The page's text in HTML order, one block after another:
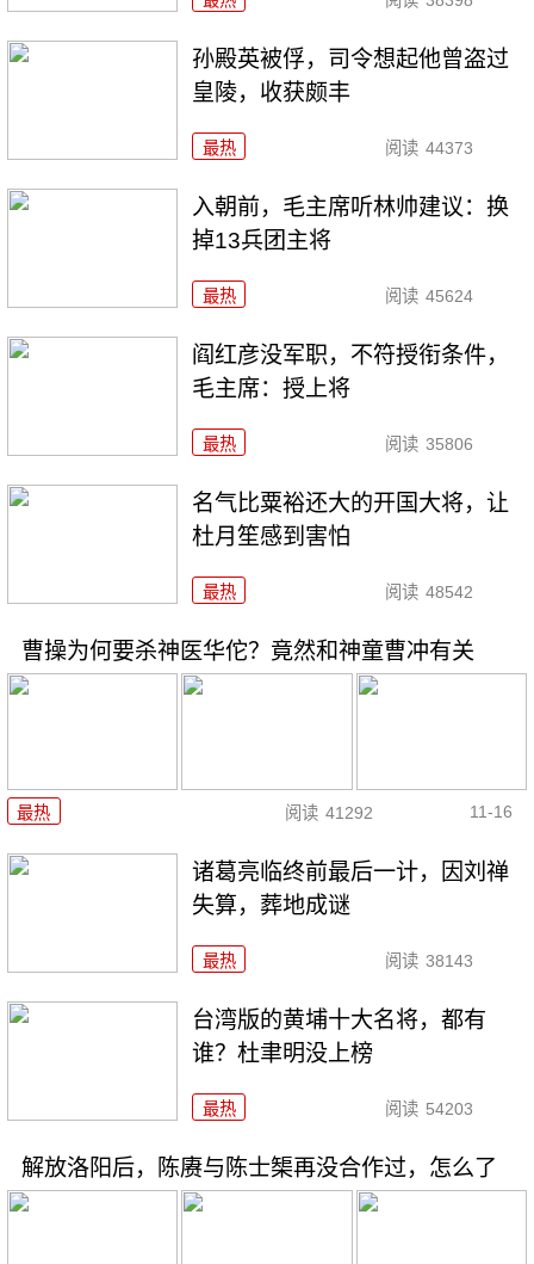
孙殿英被俘，司令想起他曾盗过
皇陵，收获颇丰
最热 阅读 44373
入朝前，毛主席听林帅建议：换
掉13兵团主将
最热 阅读 45624
阎红彦没军职，不符授衔条件，
毛主席：授上将
最热 阅读 35806
名气比粟裕还大的开国大将，让
杜月笙感到害怕
最热 阅读 48542
曹操为何要杀神医华佗？竟然和神童曹冲有关
最热 阅读 41292 11-16
诸葛亮临终前最后一计，因刘禅
失算，葬地成谜
最热 阅读 38143
台湾版的黄埔十大名将，都有
谁？杜聿明没上榜
最热 阅读 54203
解放洛阳后，陈赓与陈士榘再没合作过，怎么了